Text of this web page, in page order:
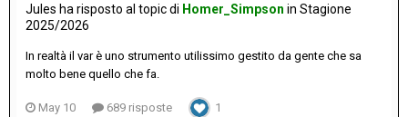
Jules ha risposto al topic di Homer_Simpson in Stagione
2025/2026
In realtà il var è uno strumento utilissimo gestito da gente che sa
molto bene quello che fa.
May 10 689 risposte 1